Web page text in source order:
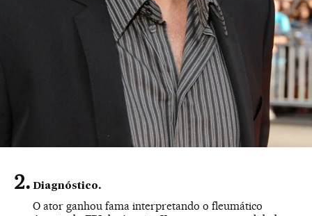
Diagnóstico.
O ator ganhou fama interpretando o fleumático